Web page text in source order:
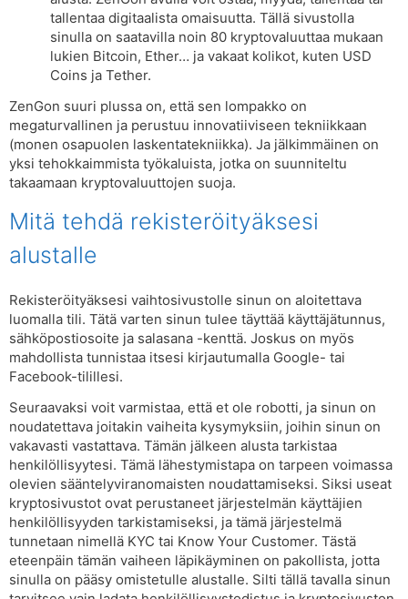
tallentaa digitaalista omaisuutta. Tällä sivustolla
sinulla on saatavilla noin 80 kryptovaluuttaa mukaan
lukien Bitcoin, Ether… ja vakaat kolikot, kuten USD
Coins ja Tether.
ZenGon suuri plussa on, että sen lompakko on
megaturvallinen ja perustuu innovatiiviseen tekniikkaan
(monen osapuolen laskentatekniikka). Ja jälkimmäinen on
yksi tehokkaimmista työkaluista, jotka on suunniteltu
takaamaan kryptovaluuttojen suoja.
Mitä tehdä rekisteröityäksesi
alustalle
Rekisteröityäksesi vaihtosivustolle sinun on aloitettava
luomalla tili. Tätä varten sinun tulee täyttää käyttäjätunnus,
sähköpostiosoite ja salasana -kenttä. Joskus on myös
mahdollista tunnistaa itsesi kirjautumalla Google- tai
Facebook-tilillesi.
Seuraavaksi voit varmistaa, että et ole robotti, ja sinun on
noudatettava joitakin vaiheita kysymyksiin, joihin sinun on
vakavasti vastattava. Tämän jälkeen alusta tarkistaa
henkilöllisyytesi. Tämä lähestymistapa on tarpeen voimassa
olevien sääntelyviranomaisten noudattamiseksi. Siksi useat
kryptosivustot ovat perustaneet järjestelmän käyttäjien
henkilöllisyyden tarkistamiseksi, ja tämä järjestelmä
tunnetaan nimellä KYC tai Know Your Customer. Tästä
eteenpäin tämän vaiheen läpikäyminen on pakollista, jotta
sinulla on pääsy omistetulle alustalle. Silti tällä tavalla sinun